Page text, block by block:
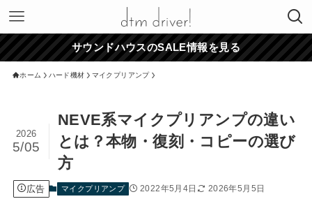
サウンドハウスのSALE情報を見る
ホーム ハード機材 マイクプリアンプ
NEVE系マイクプリアンプの違い
とは？本物・復刻・コピーの選び
方
2026
5/05
広告 マイクプリアンプ 2022年5月4日 2026年5月5日